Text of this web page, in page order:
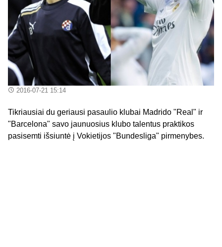
2016-07-21 15:14
Tikriausiai du geriausi pasaulio klubai Madrido "Real" ir
"Barcelona" savo jaunuosius klubo talentus praktikos
pasisemti išsiuntė į Vokietijos "Bundesliga" pirmenybes.